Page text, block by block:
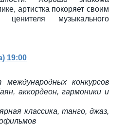
артистка покоряет своим
музыкального
19:00
конкурсов
аккордеон, гармоники и
классика, танго, джаз,